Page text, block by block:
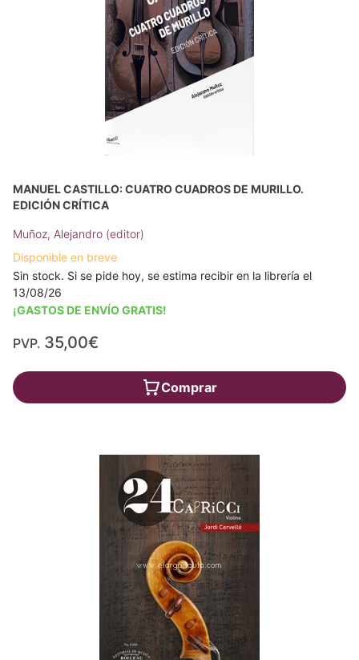
MANUEL CASTILLO: CUATRO CUADROS DE MURILLO.
EDICIÓN CRÍTICA
Muñoz, Alejandro (editor)
Disponible en breve
Sin stock. Si se pide hoy, se estima recibir en la librería el
13/08/26
¡GASTOS DE ENVÍO GRATIS!
PVP. 35,00€
Comprar